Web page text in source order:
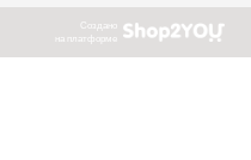
Создано
на платформе